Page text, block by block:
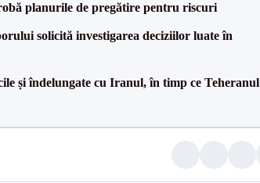
planurile de pregătire pentru riscuri
solicită investigarea deciziilor luate în
și îndelungate cu Iranul, în timp ce Teheranul